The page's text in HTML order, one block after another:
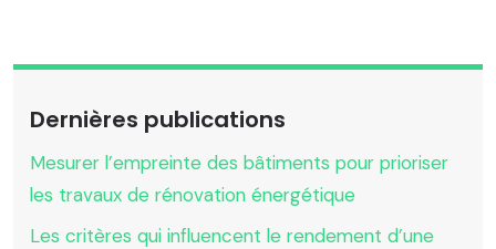
Dernières publications
Mesurer l’empreinte des bâtiments pour prioriser
les travaux de rénovation énergétique
Les critères qui influencent le rendement d’une